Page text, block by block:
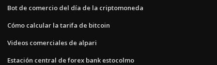
Bot de comercio del día de la criptomoneda
Cómo calcular la tarifa de bitcoin
Videos comerciales de alpari
Estación central de forex bank estocolmo